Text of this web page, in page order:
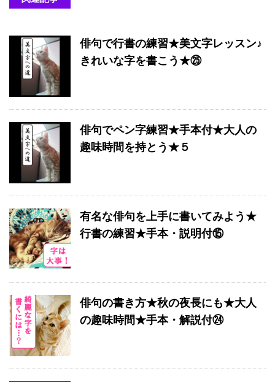
俳句で行書の練習★美文字レッスン♪
きれいな字を書こう★㉕
俳句でペン字練習★手本付★大人の
趣味時間を持とう★５
有名な俳句を上手に書いてみよう★
行書の練習★手本・説明付⑮
俳句の書き方★秋の夜長にも★大人
の趣味時間★手本・解説付㉔